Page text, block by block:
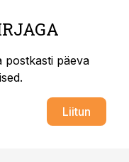
postkasti päeva
Liitun